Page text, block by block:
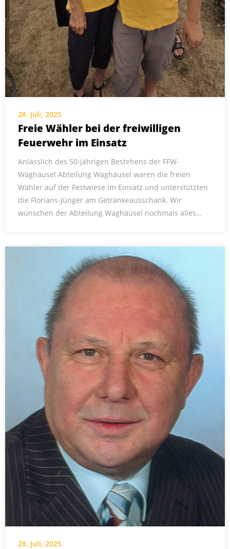
28. Juli, 2025
Freie Wähler bei der freiwilligen
Feuerwehr im Einsatz
Anlässlich des 50-jährigen Bestehens der FFW-
Waghäusel Abteilung Waghäusel waren die freien
Wähler auf der Festwiese im Einsatz und unterstützten
die Florians-Jünger am Getränkeausschank. Wir
wünschen der Abteilung Waghäusel nochmals alles…
28. Juli, 2025